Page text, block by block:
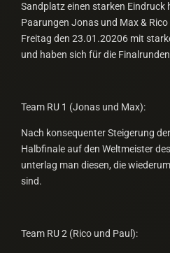
Sandplatz einen starken Eindruck
Paarungen Jonas und Max &
Freitag den 23.01.20206 mit
und haben sich für die
Team RU 1 (Jonas und Max):
Nach konsequenter Steigerung
Halbfinale auf den Weltmeister
unterlag man diesen, die
sind.
Team RU 2 (Rico und Paul):